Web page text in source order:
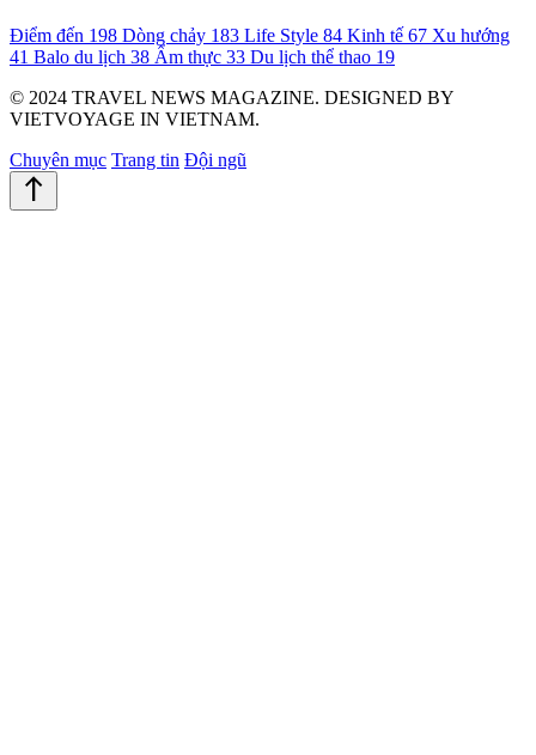
Điểm đến 198 Dòng chảy 183 Life Style 84 Kinh tế 67 Xu hướng
41 Balo du lịch 38 Ẩm thực 33 Du lịch thể thao 19
© 2024 TRAVEL NEWS MAGAZINE. DESIGNED BY
VIETVOYAGE IN VIETNAM.
Chuyên mục Trang tin Đội ngũ
north